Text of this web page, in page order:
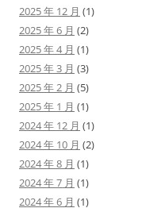
2025 年 12 月 (1)
2025 年 6 月 (2)
2025 年 4 月 (1)
2025 年 3 月 (3)
2025 年 2 月 (5)
2025 年 1 月 (1)
2024 年 12 月 (1)
2024 年 10 月 (2)
2024 年 8 月 (1)
2024 年 7 月 (1)
2024 年 6 月 (1)